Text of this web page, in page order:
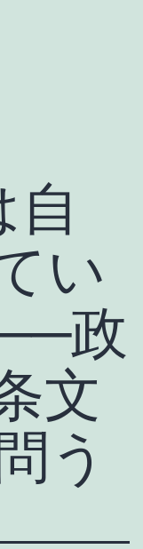
自
い
政
文
う